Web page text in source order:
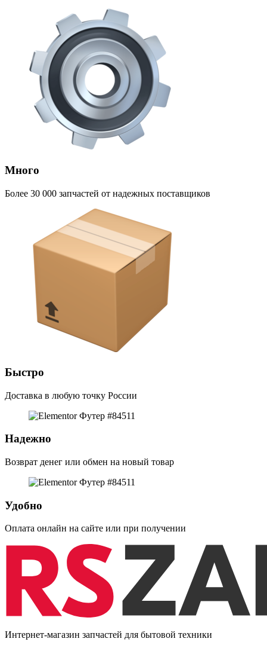
Много
Более 30 000 запчастей от надежных поставщиков
Быстро
Доставка в любую точку России
Надежно
Возврат денег или обмен на новый товар
Удобно
Оплата онлайн на сайте или при получении
Интернет-магазин запчастей для бытовой техники